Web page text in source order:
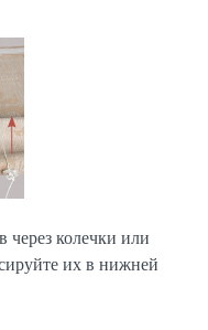
через колечки или
их в нижней